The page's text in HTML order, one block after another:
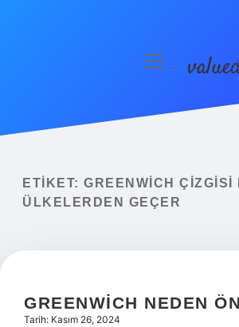
Yasal Uyarı
menüyü
ETIKET: GREENWICH ÇIZGISI
ÜLKELERDEN GEÇER
GREENWICH NEDEN
Tarih: Kasım 26, 2024